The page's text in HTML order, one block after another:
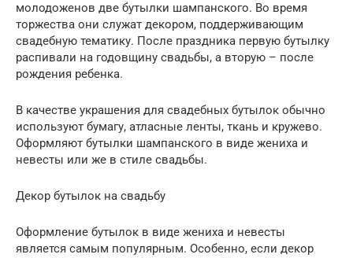
молодоженов две бутылки шампанского. Во время
торжества они служат декором, поддерживающим
свадебную тематику. После праздника первую бутылку
распивали на годовщину свадьбы, а вторую – после
рождения ребенка.
В качестве украшения для свадебных бутылок обычно
используют бумагу, атласные ленты, ткань и кружево.
Оформляют бутылки шампанского в виде жениха и
невесты или же в стиле свадьбы.
Декор бутылок на свадьбу
Оформление бутылок в виде жениха и невесты
является самым популярным. Особенно, если декор